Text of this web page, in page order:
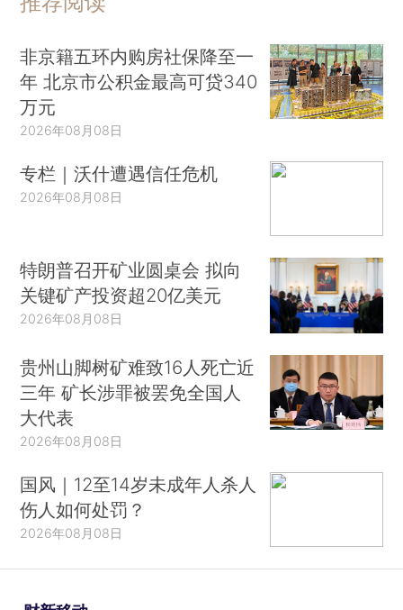
非京籍五环内购房社保降至一
年 北京市公积金最高可贷340
万元
2026年08月08日
专栏｜沃什遭遇信任危机
2026年08月08日
特朗普召开矿业圆桌会 拟向
关键矿产投资超20亿美元
2026年08月08日
贵州山脚树矿难致16人死亡近
三年 矿长涉罪被罢免全国人
大代表
2026年08月08日
国风｜12至14岁未成年人杀人
伤人如何处罚？
2026年08月08日